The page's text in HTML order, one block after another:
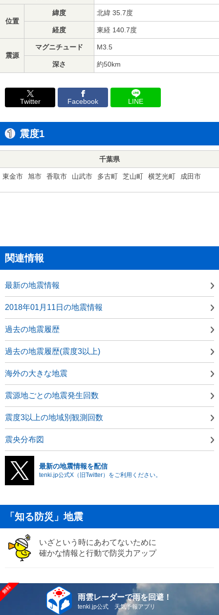
位置
緯度 北緯 35.7度
経度 東経 140.7度
震源
マグニチュード M3.5
深さ 約50km
Twitter Facebook LINE
震度1
千葉県
東金市 旭市 香取市 山武市 多古町 芝山町 横芝光町 成田市
関連情報
最新の地震情報
2018年01月11日の地震情報
過去の地震履歴
過去の地震履歴(震度3以上)
海外の大きな地震
震源地ごとの地震発生回数
震度3以上の地域別観測回数
震央分布図
最新の地震情報を配信
tenki.jp公式X（旧Twitter）をご利用ください。
「知る防災」地震
いざという時にあわてないために
確かな情報と行動で防災力アップ
雨雲レーダーで雨を回避！
tenki.jp公式 天気予報アプリ